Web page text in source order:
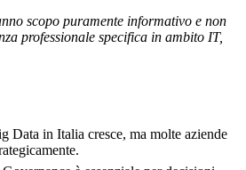
scopo puramente informativo e non
professionale specifica in ambito IT,
Data in Italia cresce, ma molte aziende